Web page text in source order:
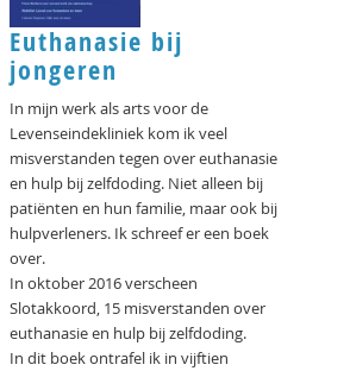
Euthanasie bij
jongeren
In mijn werk als arts voor de
Levenseindekliniek kom ik veel
misverstanden tegen over euthanasie
en hulp bij zelfdoding. Niet alleen bij
patiënten en hun familie, maar ook bij
hulpverleners. Ik schreef er een boek
over.
In oktober 2016 verscheen
Slotakkoord, 15 misverstanden over
euthanasie en hulp bij zelfdoding.
In dit boek ontrafel ik in vijftien